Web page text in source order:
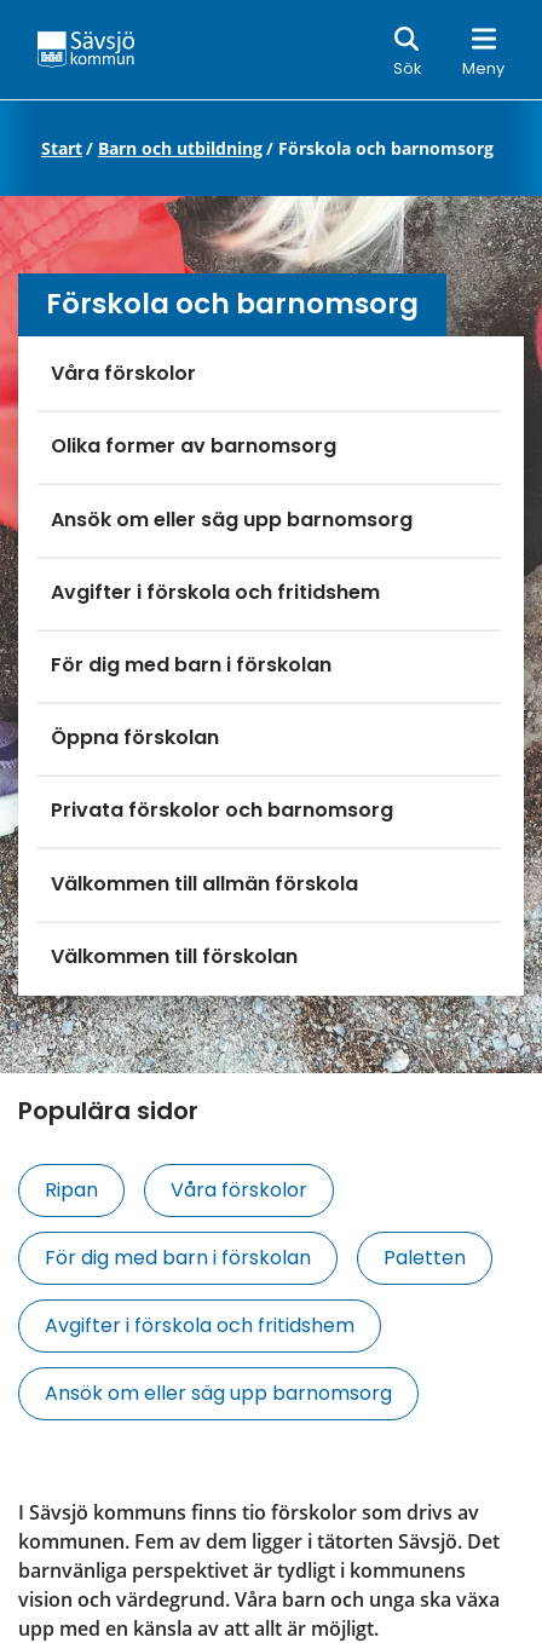
Sök Meny
Sök
Start/ Barn och utbildning/ Förskola och barnomsorg
Förskola och barnomsorg
Våra förskolor
Olika former av barnomsorg
Ansök om eller säg upp barnomsorg
Avgifter i förskola och fritidshem
För dig med barn i förskolan
Öppna förskolan
Privata förskolor och barnomsorg
Välkommen till allmän förskola
Välkommen till förskolan
Populära sidor
Ripan Våra förskolor
För dig med barn i förskolan Paletten
Avgifter i förskola och fritidshem
Ansök om eller säg upp barnomsorg
I Sävsjö kommuns finns tio förskolor som drivs av
kommunen. Fem av dem ligger i tätorten Sävsjö. Det
barnvänliga perspektivet är tydligt i kommunens
vision och värdegrund. Våra barn och unga ska växa
upp med en känsla av att allt är möjligt.